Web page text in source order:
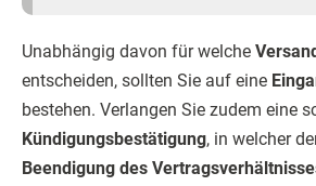
Unabhängig davon für welche
entscheiden, sollten Sie auf eine
bestehen. Verlangen Sie zudem eine
Kündigungsbestätigung, in welcher
Beendigung des